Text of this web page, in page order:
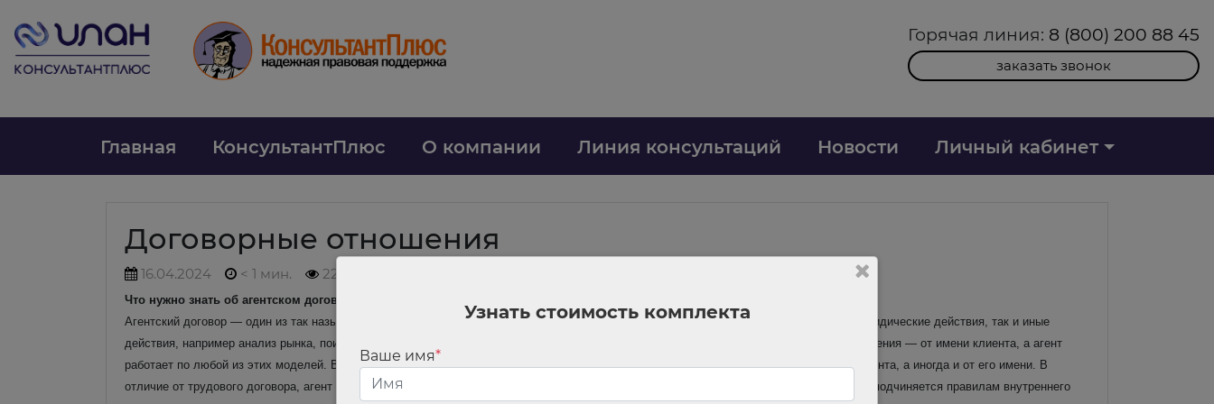
Горячая линия: 8 (800) 200 88 45
заказать звонок
Главная КонсультантПлюс О компании Линия консультаций Новости Личный кабинет
Договорные отношения
16.04.2024 < 1 мин. 225
Что нужно знать об агентском договоре
Агентский договор — один из так называемых посреднических договоров. В отличие от поручения и комиссии, агент совершает как юридические действия, так и иные
действия, например анализ рынка, поиск контрагентов. По договору комиссии посредник действует от своего имени, по договору поручения — от имени клиента, а агент
работает по любой из этих моделей. В отличие от возмездного оказания услуг, агент занимается именно посредничеством за счет клиента, а иногда и от его имени. В
отличие от трудового договора, агент не работает по должности в штатном расписании клиента, под его управлением и контролем, не подчиняется правилам внутреннего
Узнать стоимость комплекта
Ваше имя*